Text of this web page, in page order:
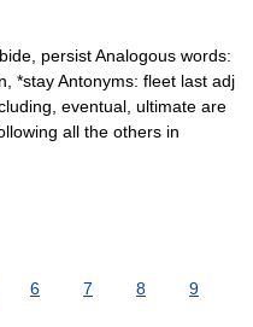
persist Analogous words:
*stay Antonyms: fleet last adj
eventual, ultimate are
all the others in
6 7 8
9